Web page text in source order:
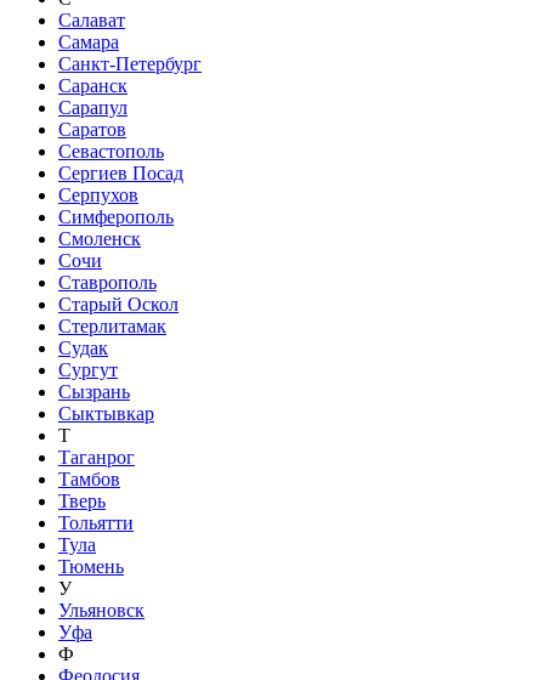
Салават
Самара
Санкт-Петербург
Саранск
Сарапул
Саратов
Севастополь
Сергиев Посад
Серпухов
Симферополь
Смоленск
Сочи
Ставрополь
Старый Оскол
Стерлитамак
Судак
Сургут
Сызрань
Сыктывкар
Т
Таганрог
Тамбов
Тверь
Тольятти
Тула
Тюмень
У
Ульяновск
Уфа
Ф
Феодосия